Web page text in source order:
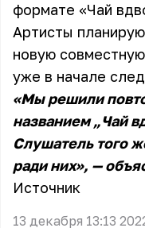
формате «Чай
Артисты
новую
уже в начале
«Мы решили
названием „Чай
Слушатель того
ради них», —
Источник
13 декабря 13:13